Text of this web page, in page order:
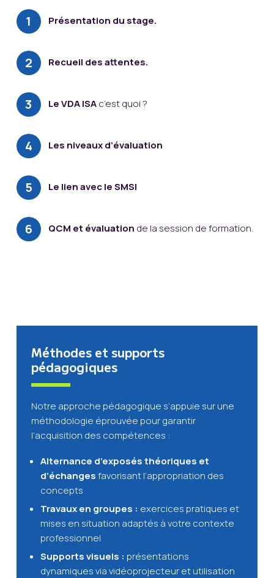
Présentation du stage.
Recueil des attentes.
Le VDA ISAc’est quoi ?
Les niveaux d’évaluation
Le lien avec le SMSI
QCM et évaluation de la session de formation.
Méthodes et supports
pédagogiques
Notre approche pédagogique s’appuie sur une
méthodologie éprouvée pour garantir
l’acquisition des compétences :
Alternance d’exposés théoriques et
d’échangesfavorisant l’appropriation des
concepts
Travaux en groupes : exercices pratiques et
mises en situation adaptés à votre contexte
professionnel
Supports visuels : présentations
dynamiques via vidéoprojecteur et utilisation